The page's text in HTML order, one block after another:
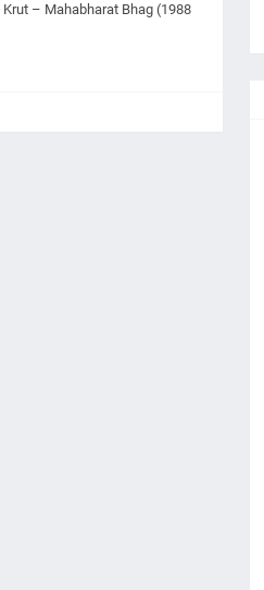
– Mahabharat Bhag (1988